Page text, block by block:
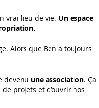
vrai lieu de vie. Un espace
Alors que Ben a toujours
devenu une association. Ça
de projets et d’ouvrir nos